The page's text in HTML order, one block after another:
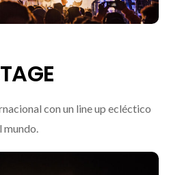
con un line up ecléctico
mundo.